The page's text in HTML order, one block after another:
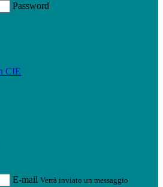
Password
CIE
E-mail Verrà inviato un messaggio